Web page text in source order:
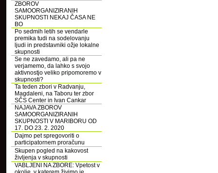
ZBOROV
SAMOORGANIZIRANIH
SKUPNOSTI NEKAJ ČASA NE
BO
Po sedmih letih se vendarle
premika tudi na sodelovanju
ljudi in predstavniki ožje lokalne
skupnosti
Se ne zavedamo, ali pa ne
verjamemo, da lahko s svojo
aktivnostjo veliko pripomoremo v
skupnosti?
Ta teden zbori v Radvanju,
Magdaleni, na Taboru ter zbor
SČS Center in Ivan Cankar
NAJAVA ZBOROV
SAMOORGANIZIRANIH
SKUPNOSTI V MARIBORU OD
17. DO 23. 2. 2020
Dajmo pet spregovoriti o
participatornem proračunu
Skupen pogled na kakovost
življenja v skupnosti
VABLJENI NA ZBORE: Vpetost v